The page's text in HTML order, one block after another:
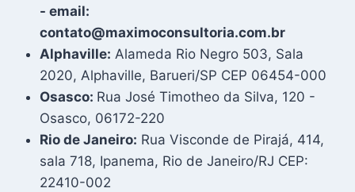
- email:
contato@maximoconsultoria.com.br
Alphaville: Alameda Rio Negro 503, Sala
2020, Alphaville, Barueri/SP CEP 06454-000
Osasco: Rua José Timotheo da Silva, 120 -
Osasco, 06172-220
Rio de Janeiro: Rua Visconde de Pirajá, 414,
sala 718, Ipanema, Rio de Janeiro/RJ CEP:
22410-002